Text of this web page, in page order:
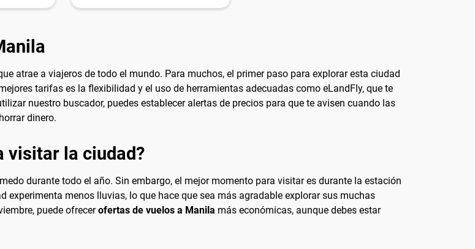
atrae a viajeros de todo el mundo. Para muchos, el primer paso para explorar esta ciudad
tarifas es la flexibilidad y el uso de herramientas adecuadas como eLandFly, que te
nuestro buscador, puedes establecer alertas de precios para que te avisen cuando las
dinero.
visitar la ciudad?
durante todo el año. Sin embargo, el mejor momento para visitar es durante la estación
experimenta menos lluvias, lo que hace que sea más agradable explorar sus muchas
puede ofrecerofertas de vuelos a Manila más económicas, aunque debes estar